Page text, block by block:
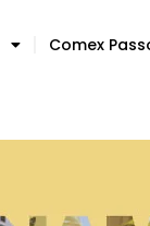
Comex